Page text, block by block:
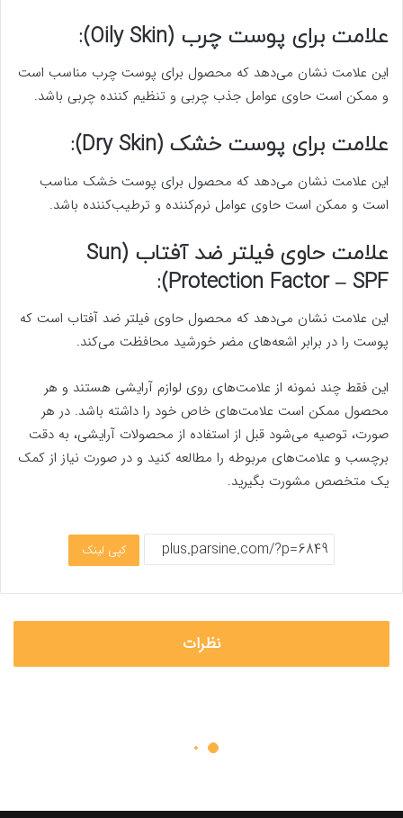
علامت برای پوست چرب (Oily Skin):
این علامت نشان می‌دهد که محصول برای پوست چرب مناسب است
و ممکن است حاوی عوامل جذب چربی و تنظیم کننده چربی باشد.
علامت برای پوست خشک (Dry Skin):
این علامت نشان می‌دهد که محصول برای پوست خشک مناسب
است و ممکن است حاوی عوامل نرم‌کننده و ترطیب‌کننده باشد.
علامت حاوی فیلتر ضد آفتاب (Sun
Protection Factor – SPF):
این علامت نشان می‌دهد که محصول حاوی فیلتر ضد آفتاب است که
پوست را در برابر اشعه‌های مضر خورشید محافظت می‌کند.
این فقط چند نمونه از علامت‌های روی لوازم آرایشی هستند و هر
محصول ممکن است علامت‌های خاص خود را داشته باشد. در هر
صورت، توصیه می‌شود قبل از استفاده از محصولات آرایشی، به دقت
برچسب و علامت‌های مربوطه را مطالعه کنید و در صورت نیاز از کمک
یک متخصص مشورت بگیرید.
کپی لینک
نظرات